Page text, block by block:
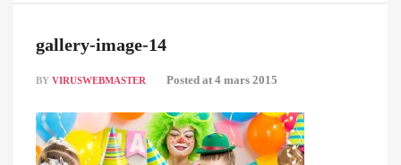
gallery-image-14
BY VIRUSWEBMASTER Posted at 4 mars 2015